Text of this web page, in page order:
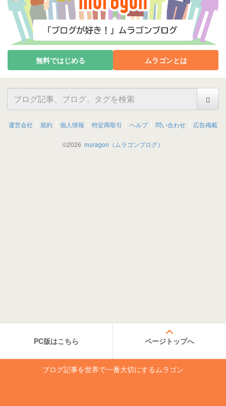
無料ではじめる ムラゴンとは
運営会社 規約 個人情報 特定商取引 ヘルプ 問い合わせ 広告掲載
©2026 muragon（ムラゴンブログ）
PC版はこちら ページトップへ
ブログ記事を世界で一番大切にするムラゴン